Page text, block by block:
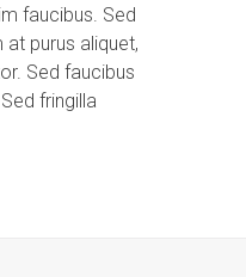
faucibus. Sed
at purus aliquet,
Sed faucibus
fringilla